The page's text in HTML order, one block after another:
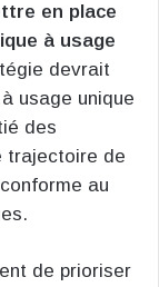
en place
à usage
devrait
usage unique
des
trajectoire de
au
de prioriser